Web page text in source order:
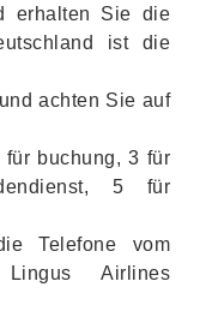
erhalten Sie die
ist die
achten Sie auf
buchung, 3 für
5 für
Telefone vom
Airlines